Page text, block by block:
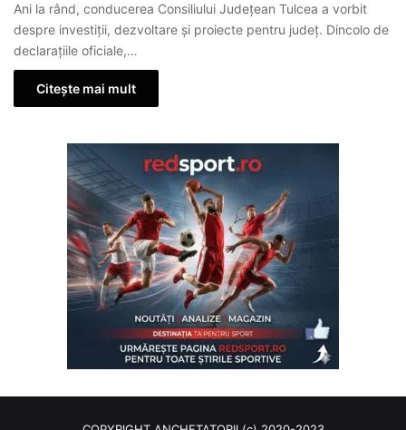
Ani la rând, conducerea Consiliului Județean Tulcea a vorbit
despre investiții, dezvoltare și proiecte pentru județ. Dincolo de
declarațiile oficiale,…
Citește mai mult